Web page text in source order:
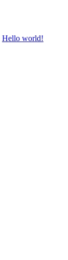
Hello world!